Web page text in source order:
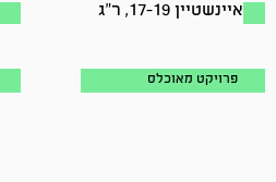
איינשטיין 17-19, ר"ג
פרויקט מאוכלס